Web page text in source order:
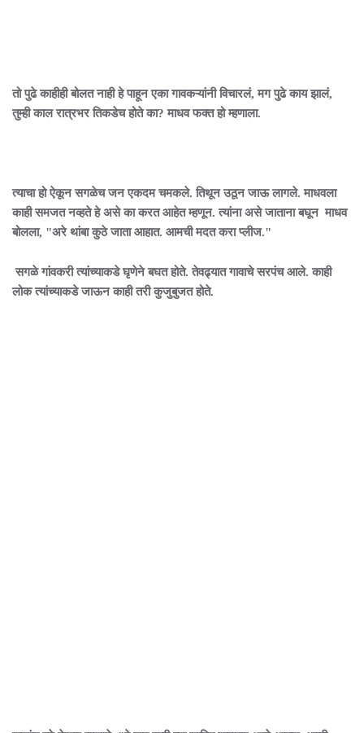
तो पुढे काहीही बोलत नाही हे पाहून एका गावकऱ्यांनी विचारलं, मग पुढे काय झालं,
तुम्ही काल रात्रभर तिकडेच होते का? माधव फक्त हो म्हणाला.
त्याचा हो ऐकून सगळेच जन एकदम चमकले. तिथून उठून जाऊ लागले. माधवला
काही समजत नव्हते हे असे का करत आहेत म्हणून. त्यांना असे जाताना बघून माधव
बोलला, "अरे थांबा कुठे जाता आहात. आमची मदत करा प्लीज."
सगळे गांवकरी त्यांच्याकडे घृणेने बघत होते. तेवढ्यात गावाचे सरपंच आले. काही
लोक त्यांच्याकडे जाऊन काही तरी कुजुबुजत होते.